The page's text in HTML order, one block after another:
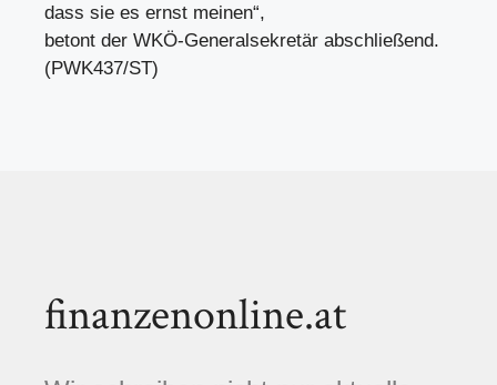
dass sie es ernst meinen“,
betont der WKÖ-Generalsekretär abschließend.
(PWK437/ST)
finanzenonline.at